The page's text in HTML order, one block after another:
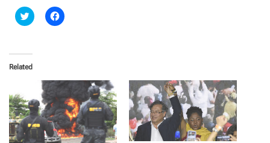
C
l
t
o
s
e
o
n
T
w
i
C
l
a
e
o
n
F
a
c
Related